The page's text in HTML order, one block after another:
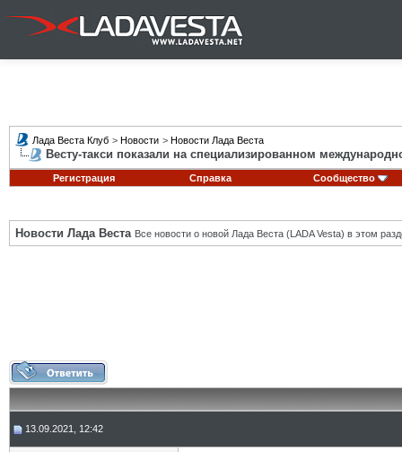
Лада Веста Клуб > Новости > Новости Лада Веста
Весту-такси показали на специализированном
Регистрация Справка Сообщество
Новости Лада Веста Все новости о новой Лада Веста (LADA Vesta) в этом
13.09.2021, 12:42